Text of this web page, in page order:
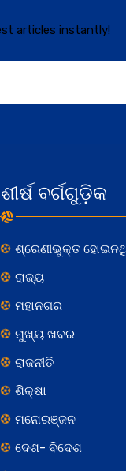
articles instantly!
ଶୀର୍ଷ ବର୍ଗଗୁଡ଼ିକ
ଶ୍ରେଣୀଭୁକ୍ତ
ରାଜ୍ୟ
ମହାନଗର
ମୁଖ୍ୟ ଖବର
ରାଜନୀତି
ଶିକ୍ଷା
ମନୋରଞ୍ଜନ
ଦେଶ- ବିଦେଶ